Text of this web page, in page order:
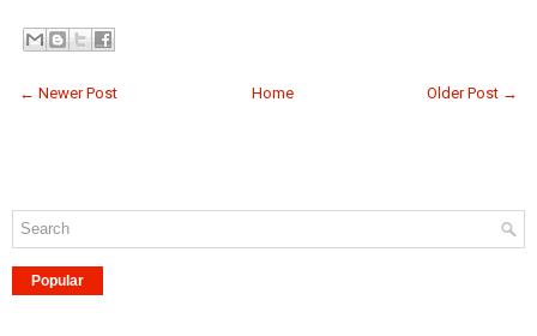
← Newer Post Older Post →
Home
Popular